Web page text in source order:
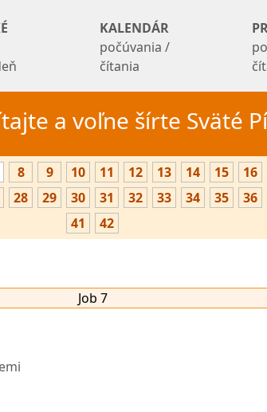
KALENDÁR
počúvania /
čítania
a voľne šírte Sväté
8 9 10 11 12 13 14 15 16
28 29 30 31 32 33 34 35 36
41
42
Job 7